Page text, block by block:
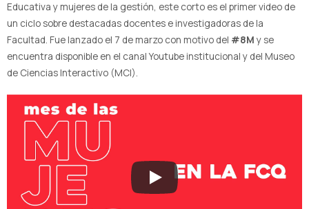
Educativa y mujeres de la gestión, este corto es el primer video de
un ciclo sobre destacadas docentes e investigadoras de la
Facultad. Fue lanzado el 7 de marzo con motivo del #8M y se
encuentra disponible en el canal Youtube institucional y del Museo
de Ciencias Interactivo (MCI).